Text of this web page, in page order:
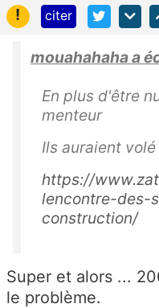
!
citer
mouahahaha a
En plus d'être
menteur
Ils auraient
https://
lencontre-des-
construction/
Super et alors ...
le problème.